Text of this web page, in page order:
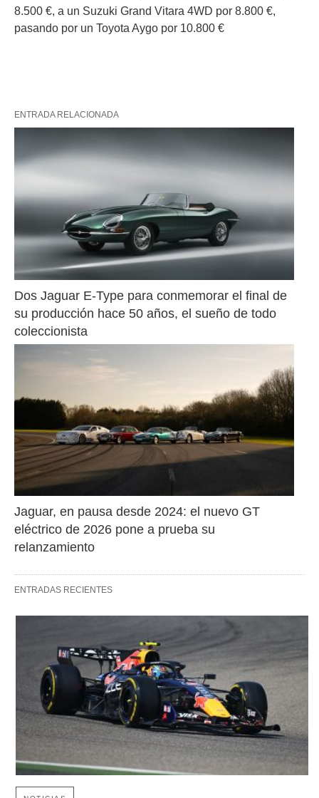
8.500 €, a un Suzuki Grand Vitara 4WD por 8.800 €,
pasando por un Toyota Aygo por 10.800 €
ENTRADA RELACIONADA
Dos Jaguar E-Type para conmemorar el final de
su producción hace 50 años, el sueño de todo
coleccionista
Jaguar, en pausa desde 2024: el nuevo GT
eléctrico de 2026 pone a prueba su
relanzamiento
ENTRADAS RECIENTES